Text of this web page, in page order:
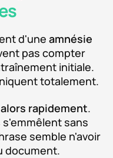
d'une amnésie
pas compter
initiale.
totalement.
rapidement.
sans
semble n'avoir
document.